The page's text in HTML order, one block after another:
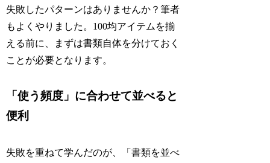
失敗したパターンはありませんか？筆者
もよくやりました。100均アイテムを揃
える前に、まずは書類自体を分けておく
ことが必要となります。
「使う頻度」に合わせて並べると
便利
失敗を重ねて学んだのが、「書類を並べ